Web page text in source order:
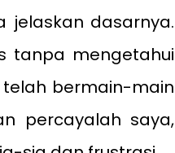
jelaskan dasarnya.
tanpa mengetahui
bermain-main
percayalah saya,